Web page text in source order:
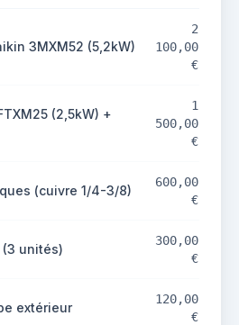
3MXM52 (5,2kW)
2
100,00
€
(2,5kW) +
1
500,00
€
(cuivre 1/4-3/8)
600,00
€
unités)
300,00
€
extérieur
120,00
€